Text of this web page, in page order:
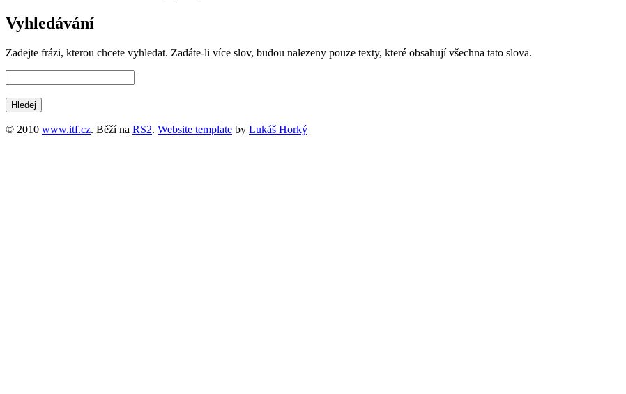
Vyhledávání
Zadejte frázi, kterou chcete vyhledat. Zadáte-li více slov, budou nalezeny pouze texty, které obsahují všechna tato slova.
© 2010 www.itf.cz. Běží na RS2. Website template by Lukáš Horký